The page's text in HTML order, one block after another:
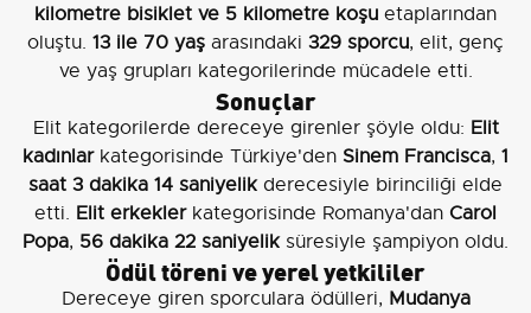
kilometre bisiklet ve 5 kilometre koşu etaplarından
oluştu. 13 ile 70 yaş arasındaki 329 sporcu, elit, genç
ve yaş grupları kategorilerinde mücadele etti.
Sonuçlar
Elit kategorilerde dereceye girenler şöyle oldu: Elit
kadınlarkategorisinde Türkiye'den Sinem Francisca, 1
saat 3 dakika 14 saniyelikderecesiyle birinciliği elde
etti. Elit erkeklerkategorisinde Romanya'dan Carol
Popa, 56 dakika 22 saniyeliksüresiyle şampiyon oldu.
Ödül töreni ve yerel yetkililer
Dereceye giren sporculara ödülleri, Mudanya